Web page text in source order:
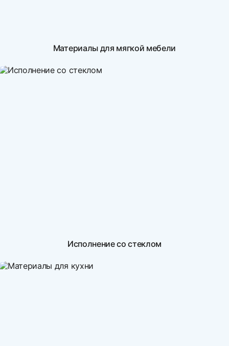
Материалы для мягкой мебели
Исполнение со стеклом